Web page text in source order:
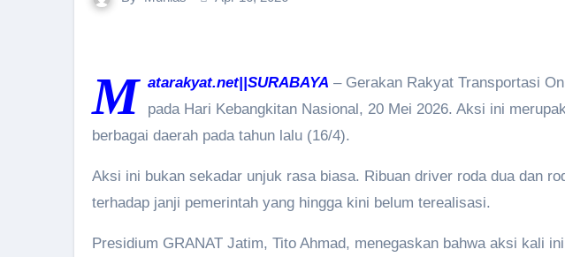
M atarakyat.net||SURABAYA – Gerakan Rakyat Transportasi
pada Hari Kebangkitan Nasional, 20 Mei 2026. Aksi ini
berbagai daerah pada tahun lalu (16/4).
Aksi ini bukan sekadar unjuk rasa biasa. Ribuan driver roda dua dan
terhadap janji pemerintah yang hingga kini belum terealisasi.
Presidium GRANAT Jatim, Tito Ahmad, menegaskan bahwa aksi kali